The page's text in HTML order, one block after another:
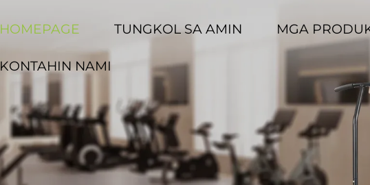
HOMEPAGE TUNGKOL SA AMIN MGA
KONTAHIN NAMI